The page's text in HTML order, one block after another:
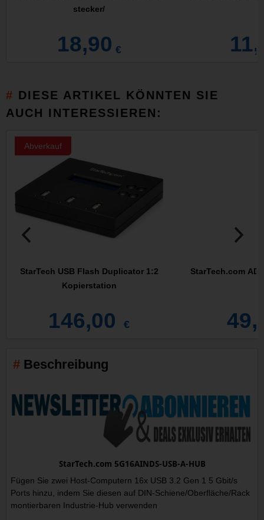
stecker/
18,90 €
DIESE ARTIKEL KÖNNTEN SIE
AUCH INTERESSIEREN:
Abverkauf
StarTech USB Flash Duplicator 1:2
Kopierstation
146,00 €
StarTech.com
Beschreibung
StarTech.com 5G16AINDS-USB-A-HUB
Fügen Sie zwei Host-Computern 16x USB 3.2 Gen 1 5 Gbit/s
Ports hinzu, indem Sie diesen auf DIN-Schiene/Oberfläche/Rack
montierbaren Industrie-Hub verwenden